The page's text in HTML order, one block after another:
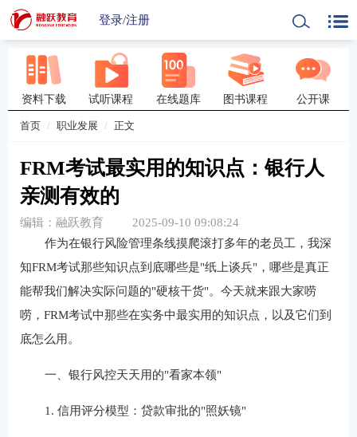
登录/注册
资料下载 试听课程 在线题库 图书课程 公开课
首页 职业发展 正文
FRM考试最实用的知识点：银行人
亲测有效的
编辑：融跃教育
2025-09-10 09:08:24
作为在银行风险管理条线摸爬滚打多年的老员工，我深
知FRM考试那些知识点到底哪些是"纸上谈兵"，哪些是真正
能帮我们解决实际问题的"硬核干货"。今天就来跟大家唠
唠，FRM考试中那些在实务中最实用的知识点，以及它们到
底怎么用。
一、银行风控天天用的"看家本领"
1. 信用评分模型：贷款审批的"照妖镜"